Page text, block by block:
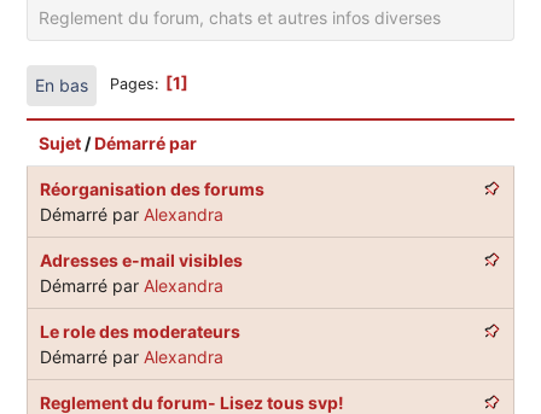
Reglement du forum, chats et autres infos diverses
En bas Pages 1
Sujet /Démarré par
Réorganisation des forums
Démarré par Alexandra
Adresses e-mail visibles
Démarré par Alexandra
Le role des moderateurs
Démarré par Alexandra
Reglement du forum- Lisez tous svp!